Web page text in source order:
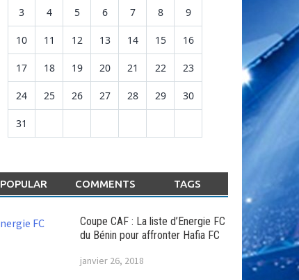
3 4 5 6 7 8 9
10 11 12 13 14 15 16
17 18 19 20 21 22 23
24 25 26 27 28 29 30
31
POPULAR COMMENTS TAGS
Coupe CAF : La liste d’Energie FC
du Bénin pour affronter Hafia FC
janvier 26, 2018